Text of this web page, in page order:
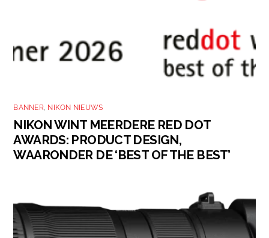
BANNER, NIKON NIEUWS
NIKON WINT MEERDERE RED DOT
AWARDS: PRODUCT DESIGN,
WAARONDER DE ‘BEST OF THE BEST’